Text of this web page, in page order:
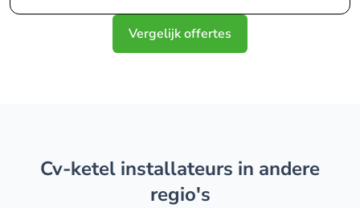
Vergelijk offertes
cv-ketel installateurs in andere
regio's